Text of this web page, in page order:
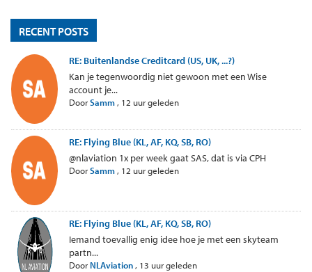
RECENT POSTS
RE: Buitenlandse Creditcard (US, UK, ...?)
Kan je tegenwoordig niet gewoon met een Wise
account je...
DoorSamm, 12 uur geleden
RE: Flying Blue (KL, AF, KQ, SB, RO)
@nlaviation 1x per week gaat SAS, dat is via CPH
DoorSamm, 12 uur geleden
RE: Flying Blue (KL, AF, KQ, SB, RO)
Iemand toevallig enig idee hoe je met een skyteam
partn...
Door NLAviation, 13 uur geleden